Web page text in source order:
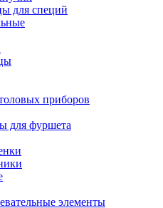
для специй
приборов
для фуршета
элементы